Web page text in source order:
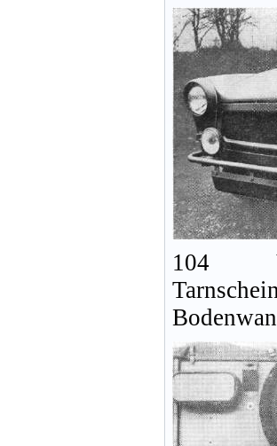
104